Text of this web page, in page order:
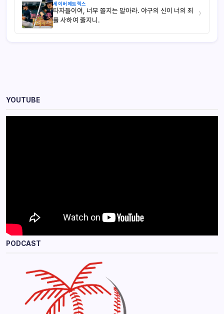
세이버메트릭스
타자들이여, 너무 쫄지는 말아라. 야구의 신이 너의 죄
를 사하여 줄지니.
›
YOUTUBE
PODCAST